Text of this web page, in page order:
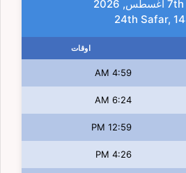
24th Safar,
اوقات
4:59 AM
6:24 AM
12:59 PM
4:26 PM